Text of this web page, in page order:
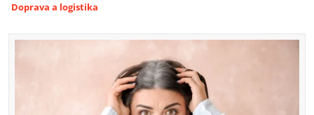
Doprava a logistika